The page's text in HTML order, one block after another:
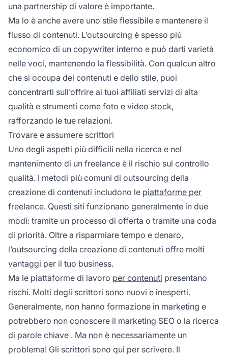
una partnership di valore è importante.
Ma lo è anche avere uno stile flessibile e mantenere il
flusso di contenuti. L’outsourcing è spesso più
economico di un copywriter interno e può darti varietà
nelle voci, mantenendo la flessibilità. Con qualcun altro
che si occupa dei contenuti e dello stile, puoi
concentrarti sull’offrire ai tuoi affiliati servizi di alta
qualità e strumenti come foto e video stock,
rafforzando le tue relazioni.
Trovare e assumere scrittori
Uno degli aspetti più difficili nella ricerca e nel
mantenimento di un freelance è il rischio sul controllo
qualità. I metodi più comuni di outsourcing della
creazione di contenuti includono le piattaforme per
freelance. Questi siti funzionano generalmente in due
modi: tramite un processo di offerta o tramite una coda
di priorità. Oltre a risparmiare tempo e denaro,
l’outsourcing della creazione di contenuti offre molti
vantaggi per il tuo business.
Ma le piattaforme di lavoro per contenuti presentano
rischi. Molti degli scrittori sono nuovi e inesperti.
Generalmente, non hanno formazione in marketing e
potrebbero non conoscere il marketing SEO o la ricerca
di parole chiave . Ma non è necessariamente un
problema! Gli scrittori sono qui per scrivere. Il